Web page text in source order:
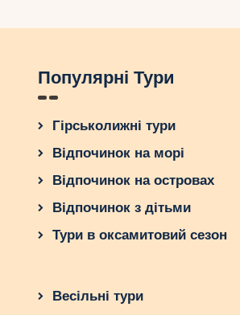
Популярні Тури
Гірськолижні тури
Відпочинок на морі
Відпочинок на островах
Відпочинок з дітьми
Тури в оксамитовий сезон
Весільні тури